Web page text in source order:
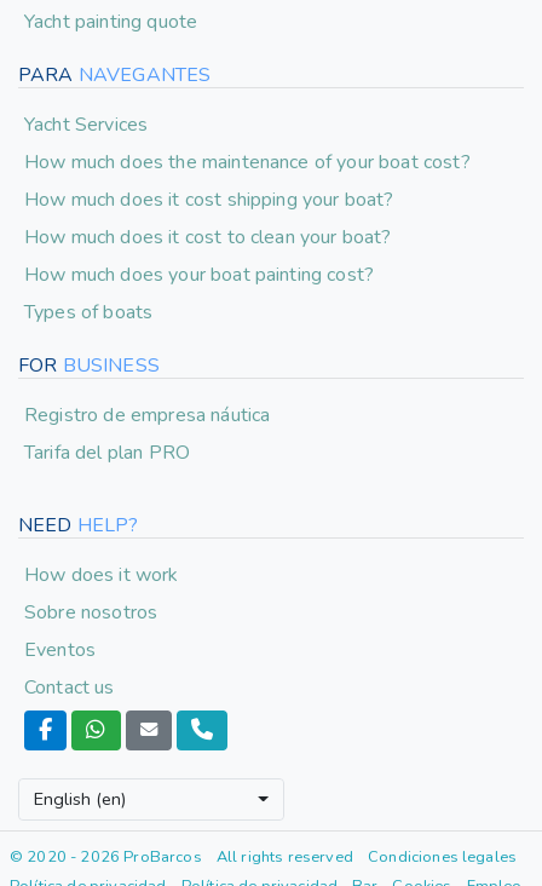
Yacht painting quote
PARA NAVEGANTES
Yacht Services
How much does the maintenance of your boat cost?
How much does it cost shipping your boat?
How much does it cost to clean your boat?
How much does your boat painting cost?
Types of boats
FOR BUSINESS
Registro de empresa náutica
Tarifa del plan PRO
NEED HELP?
How does it work
Sobre nosotros
Eventos
Contact us
English (en)
© 2020 - 2026 ProBarcos All rights reserved
Condiciones legales